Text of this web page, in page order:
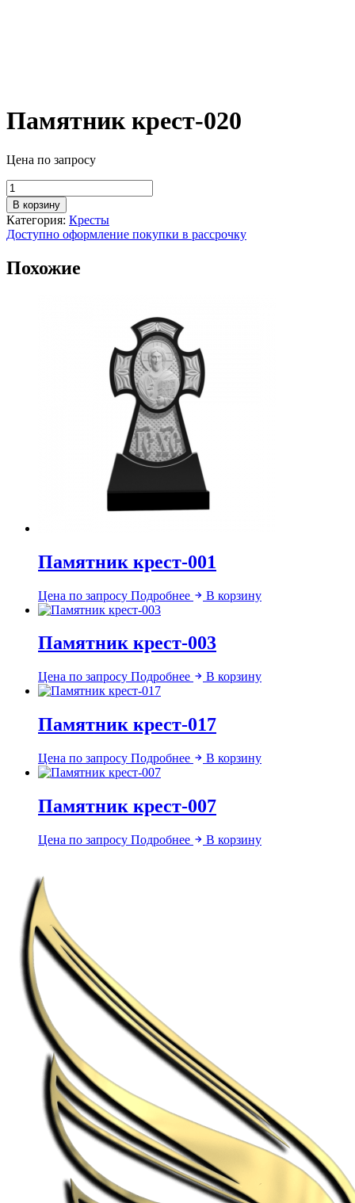
Памятник крест-020
Цена по запросу
Количество
товара
Памятник
крест-020
В корзину
Категория: Кресты
Доступно оформление покупки в рассрочку
Похожие
Памятник крест-001
Цена по запросу Подробнее В корзину
Памятник крест-003
Цена по запросу Подробнее В корзину
Памятник крест-017
Цена по запросу Подробнее В корзину
Памятник крест-007
Цена по запросу Подробнее В корзину